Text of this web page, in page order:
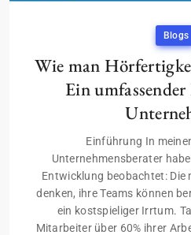
Blogs
Wie man
Ein
Einführung In
Unternehmensberater
Entwicklung beobachtet:
denken, ihre Teams können
ein kostspieliger Irrtum.
Mitarbeiter über 60% ihrer